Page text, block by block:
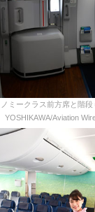
ミークラス前方席と階
YOSHIKAWA/Aviation